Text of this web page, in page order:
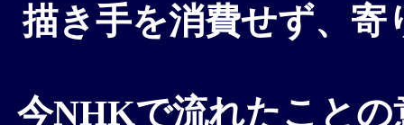
描き手を消費せず、寄
今NHKで流れたこと